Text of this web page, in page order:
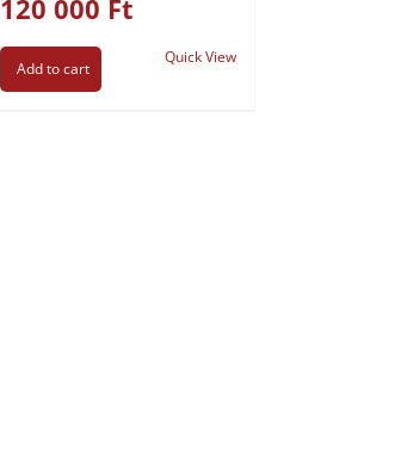
120 000 Ft
Add to cart
Quick View